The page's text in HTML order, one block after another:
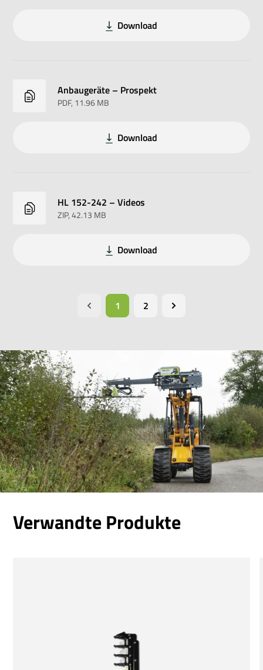
Download
Anbaugeräte – Prospekt
PDF, 11.96 MB
Download
HL 152-242 – Videos
ZIP, 42.13 MB
Download
1 2
Verwandte Produkte